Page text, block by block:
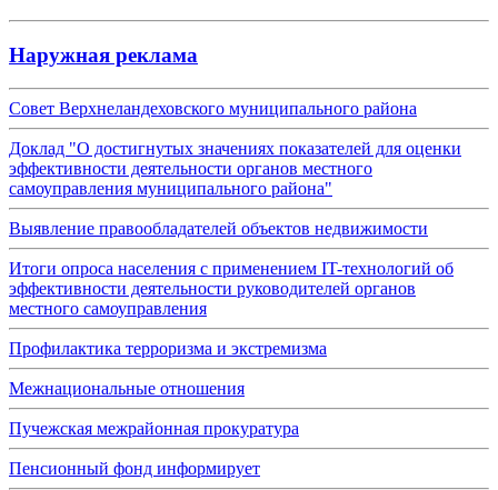
Наружная реклама
Совет Верхнеландеховского муниципального района
Доклад "О достигнутых значениях показателей для оценки
эффективности деятельности органов местного
самоуправления муниципального района"
Выявление правообладателей объектов недвижимости
Итоги опроса населения с применением IT-технологий об
эффективности деятельности руководителей органов
местного самоуправления
Профилактика терроризма и экстремизма
Межнациональные отношения
Пучежская межрайонная прокуратура
Пенсионный фонд информирует